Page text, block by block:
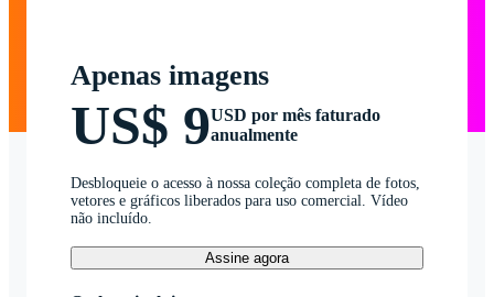
Apenas imagens
US$ 9USD por mês faturado
anualmente
Desbloqueie o acesso à nossa coleção completa de fotos,
vetores e gráficos liberados para uso comercial. Vídeo
não incluído.
Assine agora